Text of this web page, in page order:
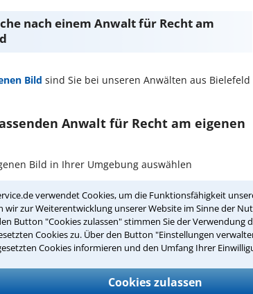
verwendet Cookies, um die Funktionsfähigkeit
wir zur Weiterentwicklung unserer Website im Sinne der
Button "Cookies zulassen" stimmen Sie der Verwendung
Cookies zu. Über den Button "Einstellungen
Cookies informieren und den Umfang Ihrer
Cookies zulassen
nach einem Anwalt für Recht am
Bild sind Sie bei unseren Anwälten aus Bielefeld
Anwalt für Recht am eigenen
Bild in Ihrer Umgebung auswählen
Kanzlei in Bielefeld einen Beratungstermin
zurückrufen
ist es, über unser Kontaktformular einen
Sie es gleich aus.